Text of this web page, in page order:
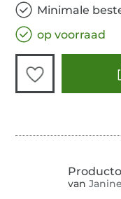
Minimale
op voorraad
van Janine